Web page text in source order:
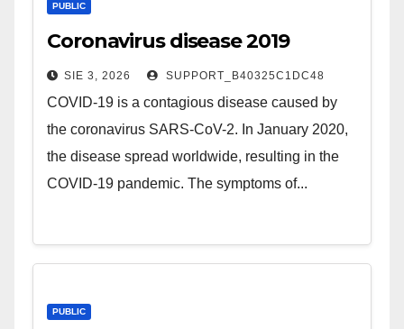
PUBLIC
Coronavirus disease 2019
SIE 3, 2026 SUPPORT_B40325C1DC48
COVID-19 is a contagious disease caused by
the coronavirus SARS-CoV-2. In January 2020,
the disease spread worldwide, resulting in the
COVID-19 pandemic. The symptoms of...
PUBLIC